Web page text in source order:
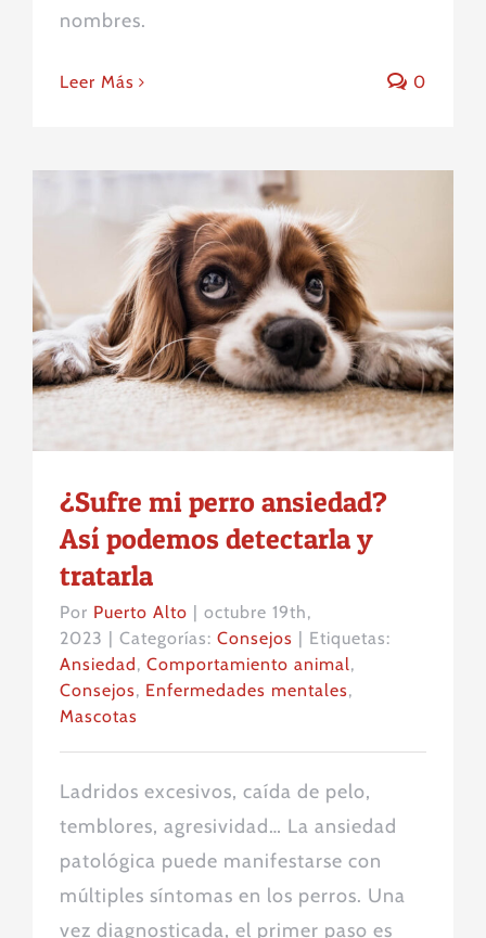
nombres.
Leer Más 0
¿Sufre mi perro ansiedad? Así
podemos detectarla y tratarla
¿Sufre mi perro ansiedad?
Así podemos detectarla y
tratarla
Por Puerto Alto | octubre 19th,
2023 | Categorías: Consejos | Etiquetas:
Ansiedad, Comportamiento animal,
Consejos, Enfermedades mentales,
Mascotas
Ladridos excesivos, caída de pelo,
temblores, agresividad… La ansiedad
patológica puede manifestarse con
múltiples síntomas en los perros. Una
vez diagnosticada, el primer paso es